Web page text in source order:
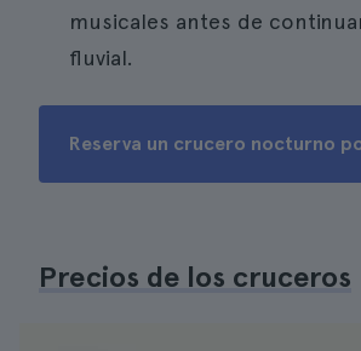
musicales antes de
fluvial.
Reserva un crucero nocturno
Precios de los cruceros